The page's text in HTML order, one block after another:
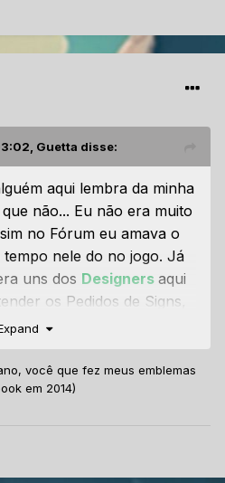
Guetta disse:
aqui lembra da minha
não... Eu não era muito
no Fórum eu amava o
nele do no jogo. Já
uns dos Designers aqui
os Pedidos de Signs,
e entre outros, enfim....
você que fez meus emblemas
em 2014)